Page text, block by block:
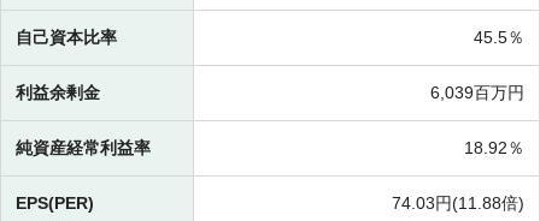
自己資本比率 45.5％
利益余剰金 6,039百万円
純資産経常利益率 18.92％
EPS(PER) 74.03円(11.88倍)